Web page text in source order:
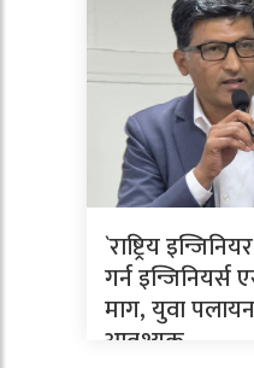
`राष्ट्रिय
गर्न
माग, युवा
आवश्यक